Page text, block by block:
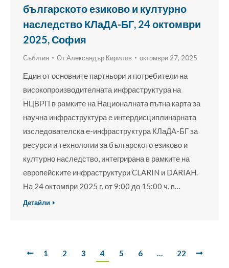
българското езиково и културно
наследство КЛаДА-БГ, 24 октомври
2025, София
Събития ОтАлександър Кирилов октомври 27, 2025
Един от основните партньори и потребители на
високопроизводителната инфраструктура на
НЦВРП в рамките на Националната пътна карта за
научна инфраструктура е интердисциплинарната
изследователска е-инфраструктура КЛаДА-БГ за
ресурси и технологии за българското езиково и
културно наследство, интегрирана в рамките на
европейските инфраструктури CLARIN и DARIAH.
На 24 октомври 2025 г. от 9:00 до 15:00 ч. в…
Детайли
1 2 3 4 5 6 … 22